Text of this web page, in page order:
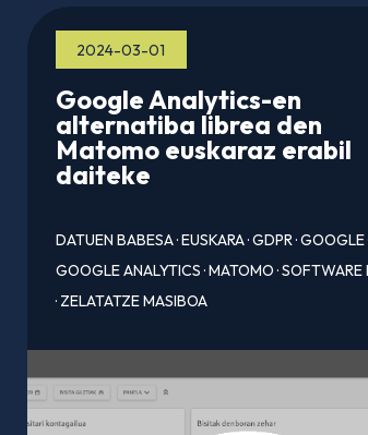
2024-03-01
Google Analytics-en
alternatiba librea den
Matomo euskaraz erabil
daiteke
DATUEN BABESA·EUSKARA·GDPR·GOOGLE·
GOOGLE ANALYTICS·MATOMO·SOFTWARE
· ZELATATZE MASIBOA